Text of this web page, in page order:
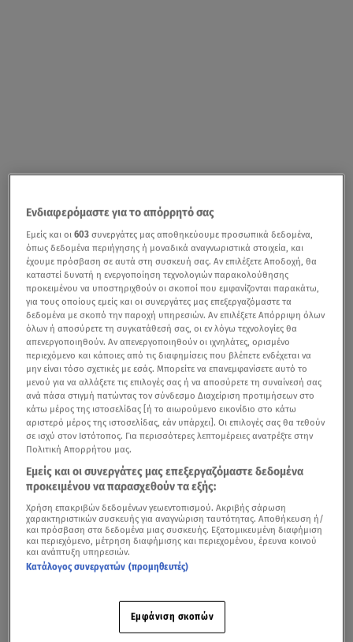
Ενδιαφερόμαστε για το απόρρητό σας
Εμείς και οι603 συνεργάτες μας αποθηκεύουμε προσωπικά δεδομένα,
όπως δεδομένα περιήγησης ή μοναδικά αναγνωριστικά στοιχεία, και
έχουμε πρόσβαση σε αυτά στη συσκευή σας. Αν επιλέξετε Αποδοχή, θα
καταστεί δυνατή η ενεργοποίηση τεχνολογιών παρακολούθησης
προκειμένου να υποστηριχθούν οι σκοποί που εμφανίζονται παρακάτω,
για τους οποίους εμείς και οι συνεργάτες μας επεξεργαζόμαστε τα
δεδομένα με σκοπό την παροχή υπηρεσιών. Αν επιλέξετε Απόρριψη όλων
όλων ή αποσύρετε τη συγκατάθεσή σας, οι εν λόγω τεχνολογίες θα
απενεργοποιηθούν. Αν απενεργοποιηθούν οι ιχνηλάτες, ορισμένο
περιεχόμενο και κάποιες από τις διαφημίσεις που βλέπετε ενδέχεται να
μην είναι τόσο σχετικές με εσάς. Μπορείτε να επανεμφανίσετε αυτό το
μενού για να αλλάξετε τις επιλογές σας ή να αποσύρετε τη συναίνεσή σας
ανά πάσα στιγμή πατώντας τον σύνδεσμο Διαχείριση προτιμήσεων στο
κάτω μέρος της ιστοσελίδας [ή το αιωρούμενο εικονίδιο στο κάτω
αριστερό μέρος της ιστοσελίδας, εάν υπάρχει]. Οι επιλογές σας θα τεθούν
σε ισχύ στον Ιστότοπος. Για περισσότερες λεπτομέρειες ανατρέξτε στην
Πολιτική Απορρήτου μας.
Εμείς και οι συνεργάτες μας επεξεργαζόμαστε δεδομένα
προκειμένου να παρασχεθούν τα εξής:
Χρήση επακριβών δεδομένων γεωεντοπισμού. Ακριβής σάρωση
χαρακτηριστικών συσκευής για αναγνώριση ταυτότητας. Αποθήκευση ή/
και πρόσβαση στα δεδομένα μιας συσκευής. Εξατομικευμένη διαφήμιση
και περιεχόμενο, μέτρηση διαφήμισης και περιεχομένου, έρευνα κοινού
και ανάπτυξη υπηρεσιών.
Κατάλογος συνεργατών (προμηθευτές)
Εμφάνιση σκοπών